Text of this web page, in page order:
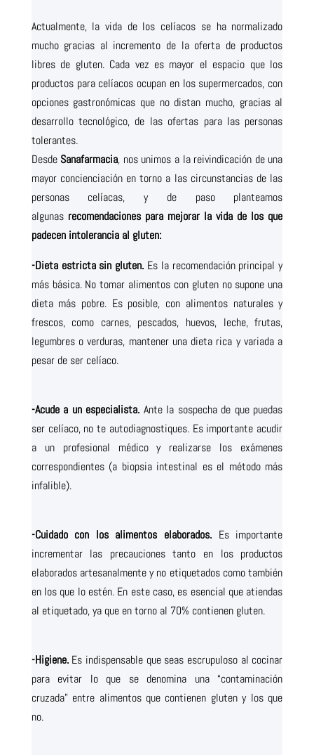
Actualmente, la vida de los celíacos se ha normalizado
mucho gracias al incremento de la oferta de productos
libres de gluten. Cada vez es mayor el espacio que los
productos para celíacos ocupan en los supermercados, con
opciones gastronómicas que no distan mucho, gracias al
desarrollo tecnológico, de las ofertas para las personas
tolerantes.
Desde Sanafarmacia, nos unimos a la reivindicación de una
mayor concienciación en torno a las circunstancias de las
personas celíacas, y de paso planteamos
algunas recomendaciones para mejorar la vida de los que
padecen intolerancia al gluten:
-Dieta estricta sin gluten. Es la recomendación principal y
más básica. No tomar alimentos con gluten no supone una
dieta más pobre. Es posible, con alimentos naturales y
frescos, como carnes, pescados, huevos, leche, frutas,
legumbres o verduras, mantener una dieta rica y variada a
pesar de ser celíaco.
-Acude a un especialista. Ante la sospecha de que puedas
ser celíaco, no te autodiagnostiques. Es importante acudir
a un profesional médico y realizarse los exámenes
correspondientes (a biopsia intestinal es el método más
infalible).
-Cuidado con los alimentos elaborados. Es importante
incrementar las precauciones tanto en los productos
elaborados artesanalmente y no etiquetados como también
en los que lo estén. En este caso, es esencial que atiendas
al etiquetado, ya que en torno al 70% contienen gluten.
-Higiene.Es indispensable que seas escrupuloso al cocinar
para evitar lo que se denomina una “contaminación
cruzada” entre alimentos que contienen gluten y los que
no.